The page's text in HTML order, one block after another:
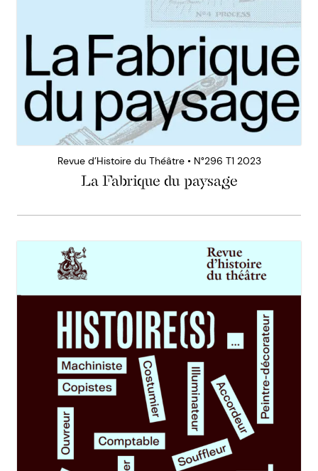
Revue d’Histoire du Théâtre • N°296 T1 2023
La Fabrique du paysage